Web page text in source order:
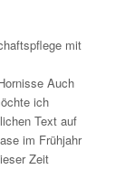
mit
Auch
ich
Text auf
im Frühjahr
Zeit